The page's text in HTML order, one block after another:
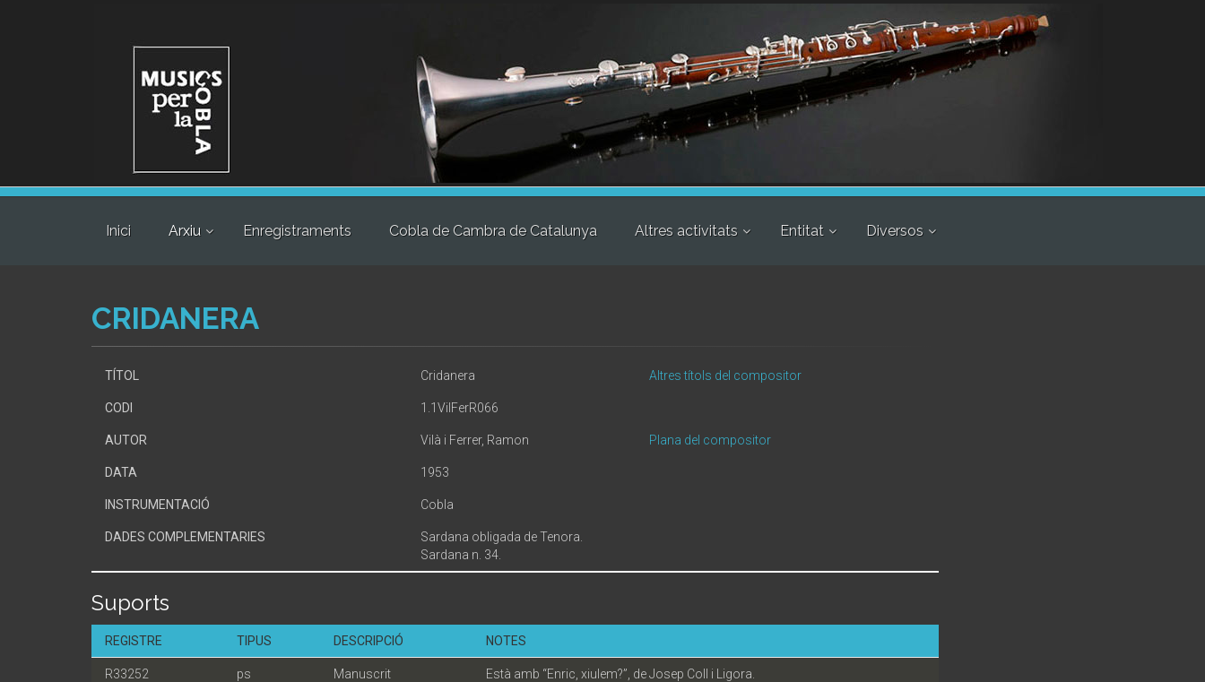
Inici Arxiu Enregistraments Cobla de Cambra de Catalunya Altres activitats Entitat Diversos
CRIDANERA
TÍTOL Cridanera Altres títols del compositor
CODI 1.1VilFerR066
AUTOR Vilà i Ferrer, Ramon Plana del compositor
DATA 1953
INSTRUMENTACIÓ Cobla
DADES COMPLEMENTARIES
Sardana obligada de Tenora.
Sardana n. 34.
Suports
REGISTRE TIPUS DESCRIPCIÓ NOTES
R33252 ps Manuscrit Està amb “Enric, xiulem?”, de Josep Coll i Ligora.